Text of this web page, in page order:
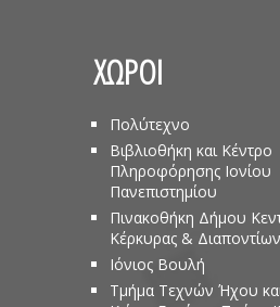
ΧΩΡΟΙ
Πολύτεχνο
Βιβλιοθήκη και Κέντρο
Πληροφόρησης Ιονίου
Πανεπιστημίου
Πινακοθήκη Δήμου
Κέρκυρας &
Ιόνιος Βουλή
Τμήμα Τεχνών Ήχου